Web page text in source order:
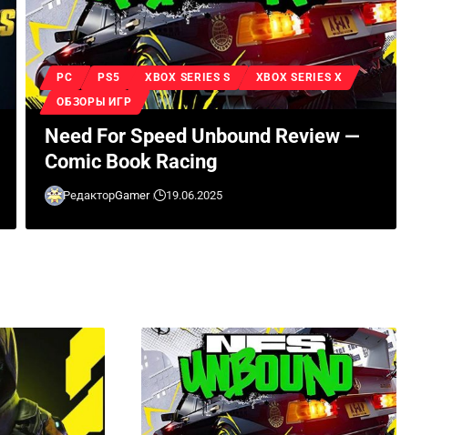
PC PS5 XBOX SERIES S
XBOX SERIES X
ОБЗОРЫ ИГР
Need For Speed Unbound Review —
Comic Book Racing
РедакторGamer 19.06.2025